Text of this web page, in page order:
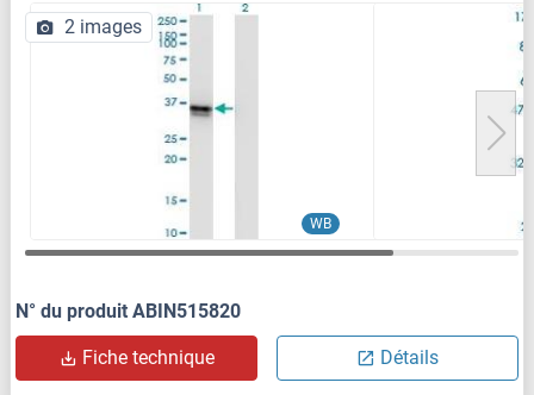
WB
2 images
N° du produit ABIN515820
Fiche technique Détails